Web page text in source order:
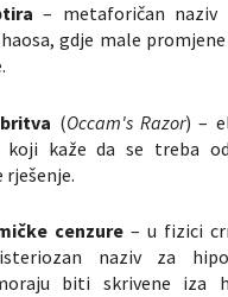
– metaforičan
gdje male
(Occam's Razor) –
kaže da se treba
rješenje.
cenzure– u fizici
naziv za
biti skrivene iza